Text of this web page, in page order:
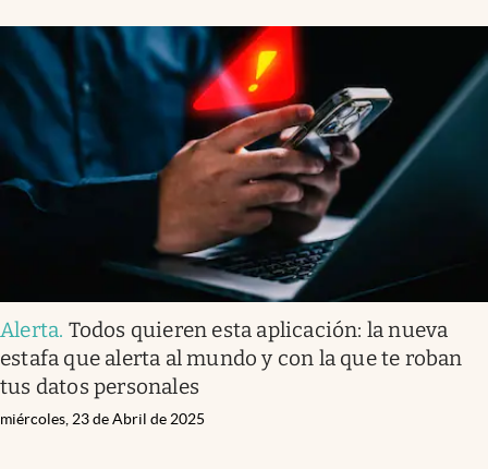
Alerta. Todos quieren esta aplicación: la nueva
estafa que alerta al mundo y con la que te roban
tus datos personales
miércoles, 23 de Abril de 2025